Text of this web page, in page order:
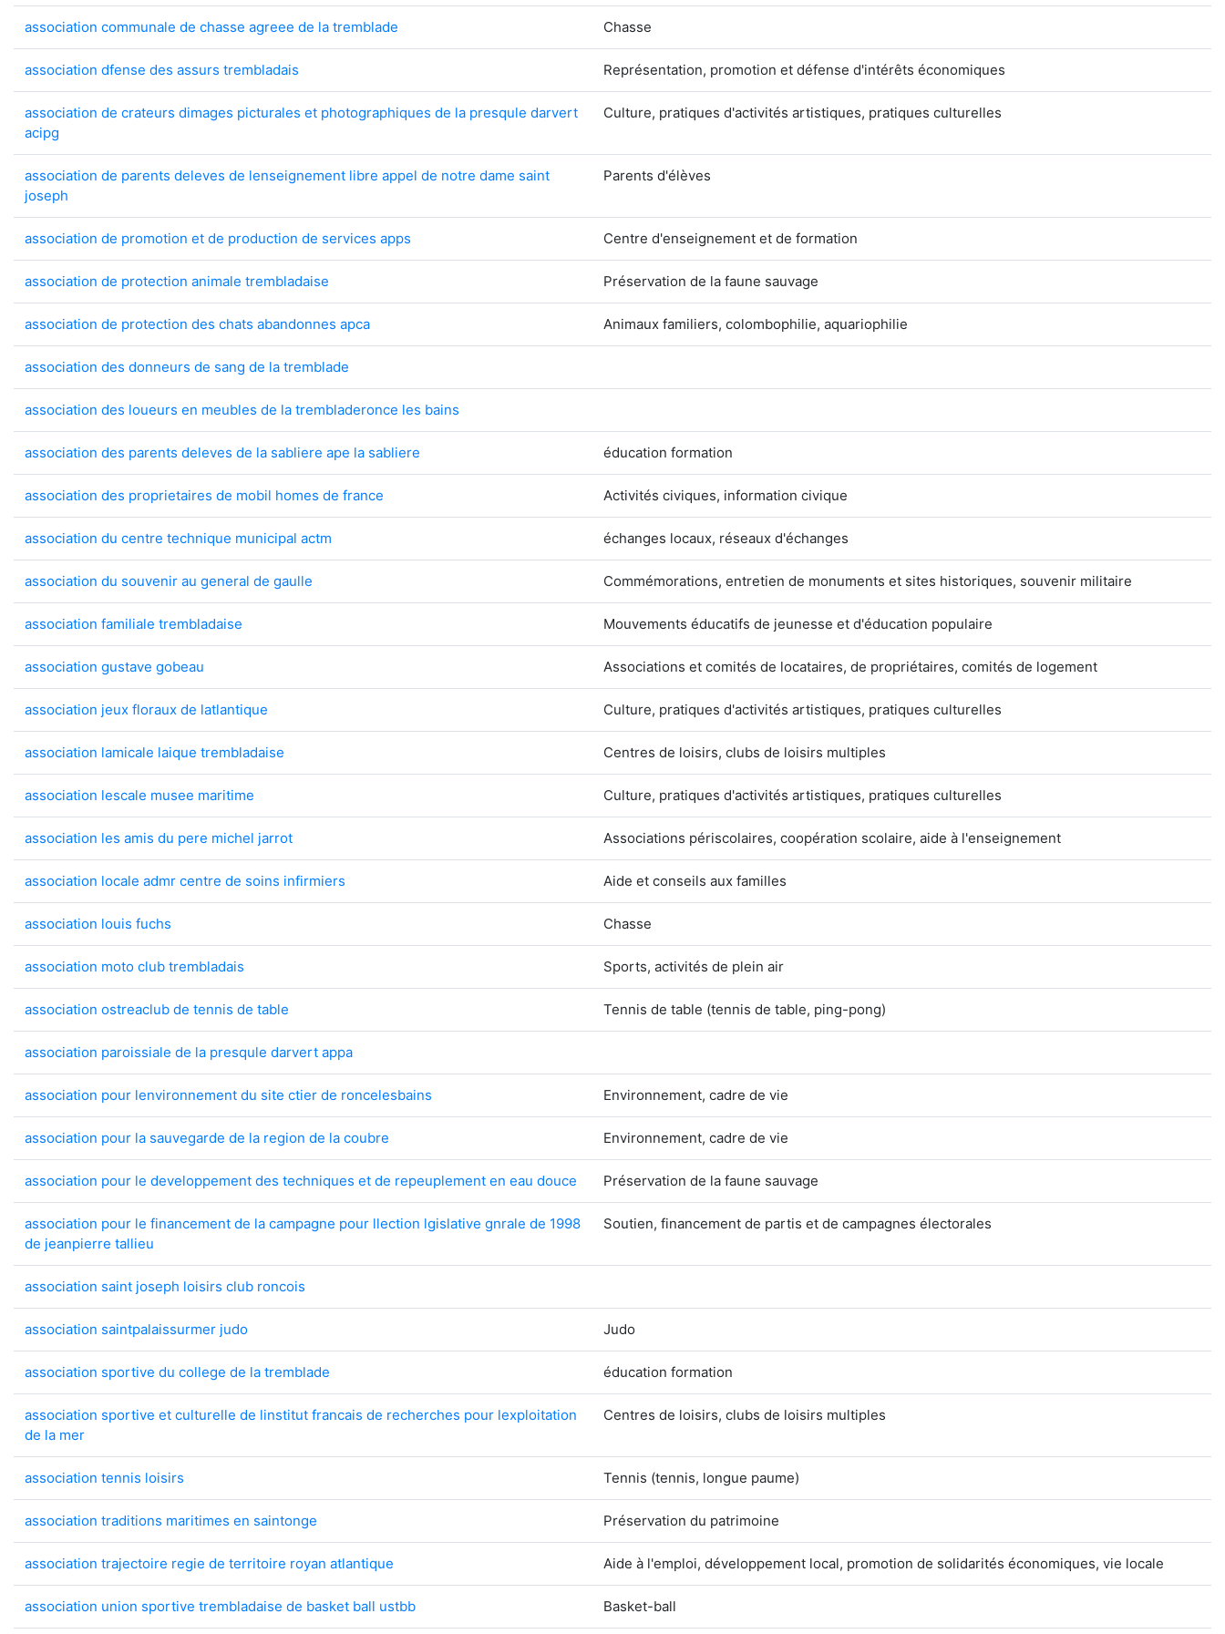
association communale de chasse agreee de la tremblade Chasse
association dfense des assurs trembladais Représentation, promotion et défense d'intérêts économiques
association de crateurs dimages picturales et photographiques de la presqule darvert
acipg
Culture, pratiques d'activités artistiques, pratiques culturelles
association de parents deleves de lenseignement libre appel de notre dame saint
joseph
Parents d'élèves
association de promotion et de production de services apps Centre d'enseignement et de formation
association de protection animale trembladaise Préservation de la faune sauvage
association de protection des chats abandonnes apca Animaux familiers, colombophilie, aquariophilie
association des donneurs de sang de la tremblade
association des loueurs en meubles de la trembladeronce les bains
association des parents deleves de la sabliere ape la sabliere éducation formation
association des proprietaires de mobil homes de france Activités civiques, information civique
association du centre technique municipal actm échanges locaux, réseaux d'échanges
association du souvenir au general de gaulle Commémorations, entretien de monuments et sites historiques, souvenir militaire
association familiale trembladaise Mouvements éducatifs de jeunesse et d'éducation populaire
association gustave gobeau Associations et comités de locataires, de propriétaires, comités de logement
association jeux floraux de latlantique Culture, pratiques d'activités artistiques, pratiques culturelles
association lamicale laique trembladaise Centres de loisirs, clubs de loisirs multiples
association lescale musee maritime Culture, pratiques d'activités artistiques, pratiques culturelles
association les amis du pere michel jarrot Associations périscolaires, coopération scolaire, aide à l'enseignement
association locale admr centre de soins infirmiers Aide et conseils aux familles
association louis fuchs Chasse
association moto club trembladais Sports, activités de plein air
association ostreaclub de tennis de table Tennis de table (tennis de table, ping-pong)
association paroissiale de la presqule darvert appa
association pour lenvironnement du site ctier de roncelesbains Environnement, cadre de vie
association pour la sauvegarde de la region de la coubre Environnement, cadre de vie
association pour le developpement des techniques et de repeuplement en eau douce Préservation de la faune sauvage
association pour le financement de la campagne pour llection lgislative gnrale de 1998
de jeanpierre tallieu
Soutien, financement de partis et de campagnes électorales
association saint joseph loisirs club roncois
association saintpalaissurmer judo Judo
association sportive du college de la tremblade éducation formation
association sportive et culturelle de linstitut francais de recherches pour lexploitation
de la mer
Centres de loisirs, clubs de loisirs multiples
association tennis loisirs Tennis (tennis, longue paume)
association traditions maritimes en saintonge Préservation du patrimoine
association trajectoire regie de territoire royan atlantique Aide à l'emploi, développement local, promotion de solidarités économiques, vie locale
association union sportive trembladaise de basket ball ustbb Basket-ball